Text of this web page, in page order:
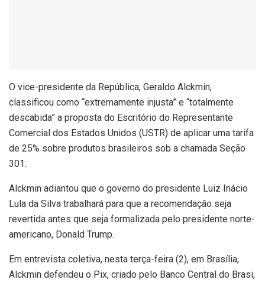
O vice-presidente da República, Geraldo Alckmin,
classificou como “extremamente injusta” e “totalmente
descabida” a proposta do Escritório do Representante
Comercial dos Estados Unidos (USTR) de aplicar uma tarifa
de 25% sobre produtos brasileiros sob a chamada Seção
301.
Alckmin adiantou que o governo do presidente Luiz Inácio
Lula da Silva trabalhará para que a recomendação seja
revertida antes que seja formalizada pelo presidente norte-
americano, Donald Trump.
Em entrevista coletiva, nesta terça-feira (2), em Brasília,
Alckmin defendeu o Pix, criado pelo Banco Central do Brasi,